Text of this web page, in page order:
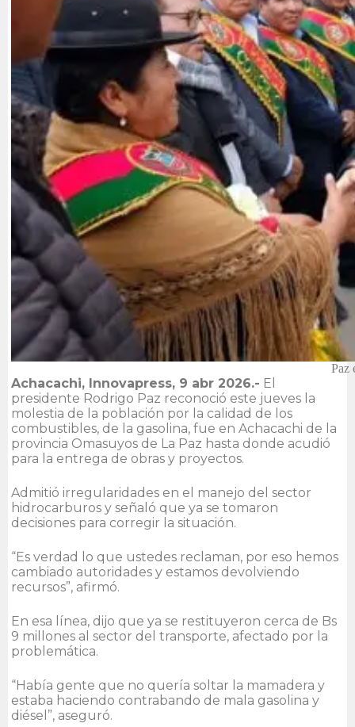
Paz
Achacachi, Innovapress, 9 abr 2026.- El
presidente Rodrigo Paz reconoció este jueves la
molestia de la población por la calidad de los
combustibles, de la gasolina, fue en Achacachi de la
provincia Omasuyos de La Paz hasta donde acudió
para la entrega de obras y proyectos.
Admitió irregularidades en el manejo del sector
hidrocarburos y señaló que ya se tomaron
decisiones para corregir la situación.
“Es verdad lo que ustedes reclaman, por eso hemos
cambiado autoridades y estamos devolviendo
recursos”, afirmó.
En esa línea, dijo que ya se restituyeron cerca de Bs
9 millones al sector del transporte, afectado por la
problemática.
“Había gente que no quería soltar la mamadera y
estaba haciendo contrabando de mala gasolina y
diésel”, aseguró.